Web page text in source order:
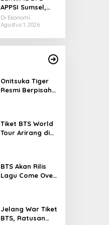
APPSI Sumsel,
Don Muzakir
Minta Pengurus
Di Ekonomi
Agustus 1, 2026
Onitsuka Tiger
Resmi Berpisah
Tiket BTS World
Tour Arirang di
BTS Akan Rilis
Lagu Come Over
Jelang War Tiket
BTS, Ratusan